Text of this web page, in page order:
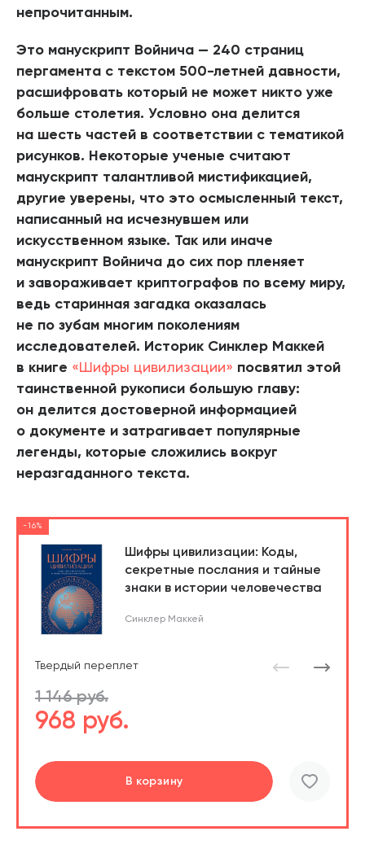
непрочитанным.
Это манускрипт Войнича — 240 страниц
пергамента с текстом 500-летней давности,
расшифровать который не может никто уже
больше столетия. Условно она делится
на шесть частей в соответствии с тематикой
рисунков. Некоторые ученые считают
манускрипт талантливой мистификацией,
другие уверены, что это осмысленный текст,
написанный на исчезнувшем или
искусственном языке. Так или иначе
манускрипт Войнича до сих пор пленяет
и завораживает криптографов по всему миру,
ведь старинная загадка оказалась
не по зубам многим поколениям
исследователей. Историк Синклер Маккей
в книге «Шифры цивилизации» посвятил этой
таинственной рукописи большую главу:
он делится достоверной информацией
о документе и затрагивает популярные
легенды, которые сложились вокруг
неразгаданного текста.
-16%
Шифры цивилизации: Коды,
секретные послания и тайные
знаки в истории человечества
Синклер Маккей
Твердый переплет
1 146 руб.
968 руб.
В корзину
В корзине
Перейти